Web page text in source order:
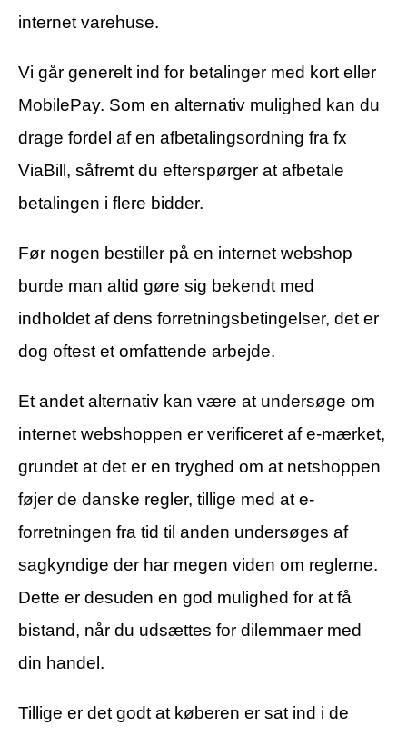
internet varehuse.
Vi går generelt ind for betalinger med kort eller
MobilePay. Som en alternativ mulighed kan du
drage fordel af en afbetalingsordning fra fx
ViaBill, såfremt du efterspørger at afbetale
betalingen i flere bidder.
Før nogen bestiller på en internet webshop
burde man altid gøre sig bekendt med
indholdet af dens forretningsbetingelser, det er
dog oftest et omfattende arbejde.
Et andet alternativ kan være at undersøge om
internet webshoppen er verificeret af e-mærket,
grundet at det er en tryghed om at netshoppen
føjer de danske regler, tillige med at e-
forretningen fra tid til anden undersøges af
sagkyndige der har megen viden om reglerne.
Dette er desuden en god mulighed for at få
bistand, når du udsættes for dilemmaer med
din handel.
Tillige er det godt at køberen er sat ind i de